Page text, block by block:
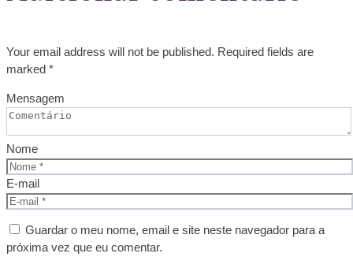
Your email address will not be published. Required fields are
marked *
Mensagem
Nome
E-mail
Guardar o meu nome, email e site neste navegador para a
próxima vez que eu comentar.